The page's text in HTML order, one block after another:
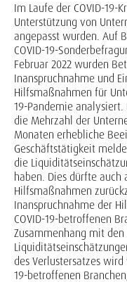
Im Laufe der COVID-19-
Unterstützung von
angepasst wurden. Auf
COVID-19-
Februar 2022 wurden
Inanspruchnahme und
Hilfsmaßnahmen für
19-Pandemie analysiert.
die Mehrzahl der
Monaten erhebliche
Geschäftstätigkeit
die
haben. Dies dürfte
Hilfsmaßnahmen
Inanspruchnahme der
COVID-19-betroffenen
Zusammenhang mit
des Verlustersatzes
19-betroffenen